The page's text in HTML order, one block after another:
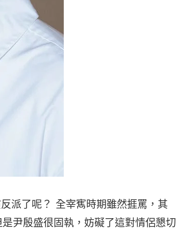
派了呢？ 全宰寯時期雖然捱罵，其
尹殷盛很固執，妨礙了這對情侶懇切